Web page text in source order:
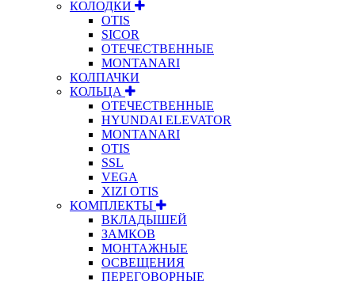
КОЛОДКИ
OTIS
SICOR
ОТЕЧЕСТВЕННЫЕ
MONTANARI
КОЛПАЧКИ
КОЛЬЦА
ОТЕЧЕСТВЕННЫЕ
HYUNDAI ELEVATOR
MONTANARI
OTIS
SSL
VEGA
XIZI OTIS
КОМПЛЕКТЫ
ВКЛАДЫШЕЙ
ЗАМКОВ
МОНТАЖНЫЕ
ОСВЕЩЕНИЯ
ПЕРЕГОВОРНЫЕ